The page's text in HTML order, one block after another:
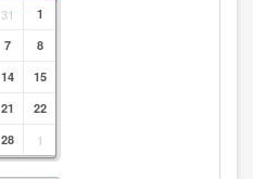
31
1
7
8
14
15
21
22
28 1